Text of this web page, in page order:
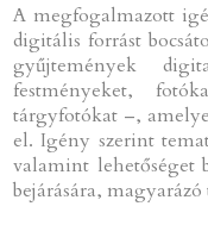
A megfogalmazott
digitális forrást
gyűjtemények
festményeket,
tárgyfotókat –,
el. Igény szerint
valamint lehetőséget
bejárására,